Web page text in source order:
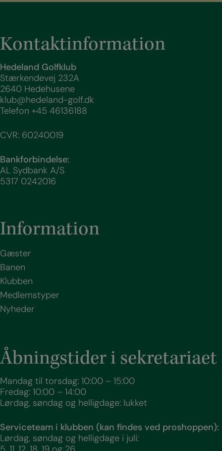
Kontaktinformation
Hedeland Golfklub
Stærkendevej 232A
2640 Hedehusene
klub@hedeland-golf.dk
Telefon +45 46136188
CVR: 60240019
Bankforbindelse:
AL Sydbank A/S
5317 0242016
Information
Gæster
Banen
Klubben
Medlemstyper
Nyheder
Åbningstider i sekretariaet
Mandag til torsdag: 10:00 – 15:00
Fredag: 10:00 – 14:00
Lørdag, søndag og helligdage: lukket
Serviceteam i klubben (kan findes ved proshoppen):
Lørdag, søndag og helligdage i juli: